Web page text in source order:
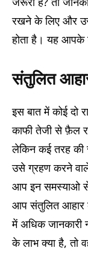
रखने के लिए और
होता है। यह आपके
संतुलित
इस बात में कोई दो
काफी तेजी से फ़ैल
लेकिन कई तरह की
उसे ग्रहण करने
आप इन समस्याओ से
आप संतुलित आहार
में अधिक
के लाभ क्या है, तो